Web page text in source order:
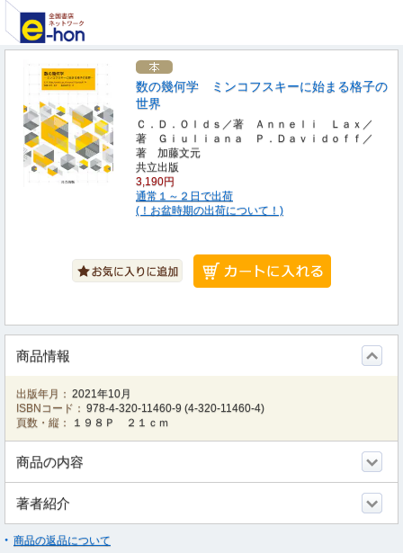
数の幾何学 ミンコフスキーに始まる格子の
世界
Ｃ．Ｄ．Ｏｌｄｓ／著 Ａｎｎｅｌｉ Ｌａｘ／
著 Ｇｉｕｌｉａｎａ Ｐ．Ｄａｖｉｄｏｆｆ／
著 加藤文元
共立出版
3,190円
通常１～２日で出荷
(！お盆時期の出荷について！)
商品情報
出版年月： 2021年10月
ISBNコード： 978-4-320-11460-9 (4-320-11460-4)
頁数・縦：
１９８Ｐ ２１ｃｍ
商品の内容
著者紹介
商品の返品について